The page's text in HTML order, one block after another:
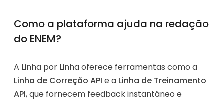
Como a plataforma ajuda na redação
do ENEM?
A Linha por Linha oferece ferramentas como a
Linha de Correção API e a Linha de Treinamento
API, que fornecem feedback instantâneo e